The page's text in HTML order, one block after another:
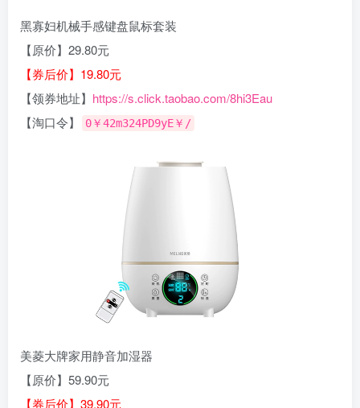
黑寡妇机械手感键盘鼠标套装
【原价】29.80元
【券后价】19.80元
【领券地址】 https://s.click.taobao.com/8hi3Eau
【淘口令】
0￥42m324PD9yE￥/
美菱大牌家用静音加湿器
【原价】59.90元
【券后价】39.90元